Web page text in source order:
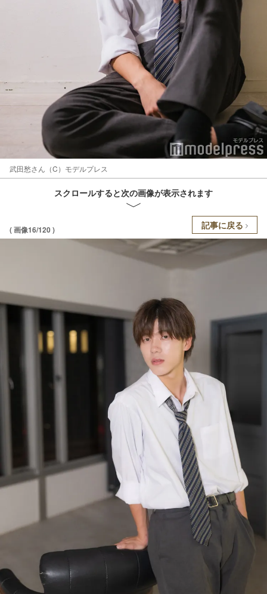
武田愁さん（C）モデルプレス
スクロールすると次の画像が表示されます
( 画像16/120 ) 記事に戻る